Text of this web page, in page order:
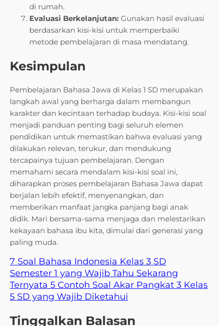
di rumah.
Evaluasi Berkelanjutan: Gunakan hasil evaluasi
berdasarkan kisi-kisi untuk memperbaiki
metode pembelajaran di masa mendatang.
Kesimpulan
Pembelajaran Bahasa Jawa di Kelas 1 SD merupakan
langkah awal yang berharga dalam membangun
karakter dan kecintaan terhadap budaya. Kisi-kisi soal
menjadi panduan penting bagi seluruh elemen
pendidikan untuk memastikan bahwa evaluasi yang
dilakukan relevan, terukur, dan mendukung
tercapainya tujuan pembelajaran. Dengan
memahami secara mendalam kisi-kisi soal ini,
diharapkan proses pembelajaran Bahasa Jawa dapat
berjalan lebih efektif, menyenangkan, dan
memberikan manfaat jangka panjang bagi anak
didik. Mari bersama-sama menjaga dan melestarikan
kekayaan bahasa ibu kita, dimulai dari generasi yang
paling muda.
7 Soal Bahasa Indonesia Kelas 3 SD
Semester 1 yang Wajib Tahu Sekarang
Ternyata 5 Contoh Soal Akar Pangkat 3 Kelas
5 SD yang Wajib Diketahui
Tinggalkan Balasan